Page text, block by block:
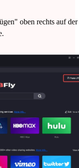
oben rechts auf der